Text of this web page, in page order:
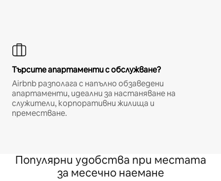
Търсите апартаменти с обслужване?
Airbnb разполага с напълно обзаведени
апартаменти, идеални за настаняване на
служители, корпоративни жилища и
преместване.
Популярни удобства при местата
за месечно наемане